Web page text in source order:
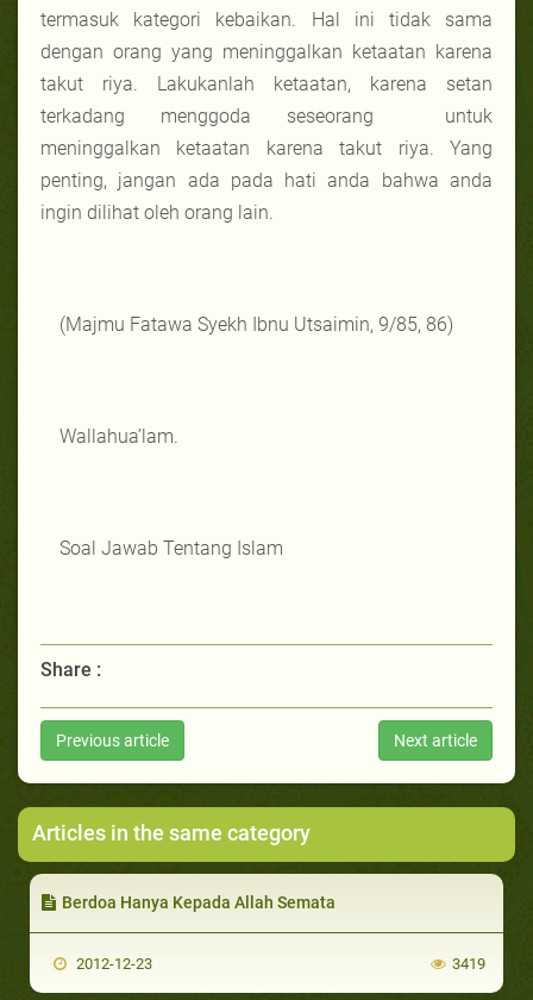
termasuk kategori kebaikan. Hal ini tidak sama
dengan orang yang meninggalkan ketaatan karena
takut riya. Lakukanlah ketaatan, karena setan
terkadang menggoda seseorang untuk
meninggalkan ketaatan karena takut riya. Yang
penting, jangan ada pada hati anda bahwa anda
ingin dilihat oleh orang lain.
(Majmu Fatawa Syekh Ibnu Utsaimin, 9/85, 86)
Wallahua’lam.
Soal Jawab Tentang Islam
Share :
Previous article Next article
Articles in the same category
Berdoa Hanya Kepada Allah Semata
2012-12-23 3419